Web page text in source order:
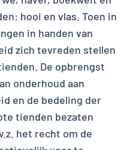
hooi en vlas. Toen in
in handen van
zich tevreden stellen
De opbrengst
onderhoud aan
en de bedeling der
tienden bezaten
het recht om de